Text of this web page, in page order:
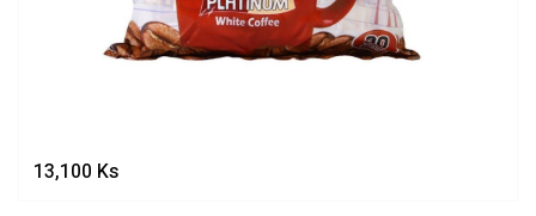
13,100 Ks